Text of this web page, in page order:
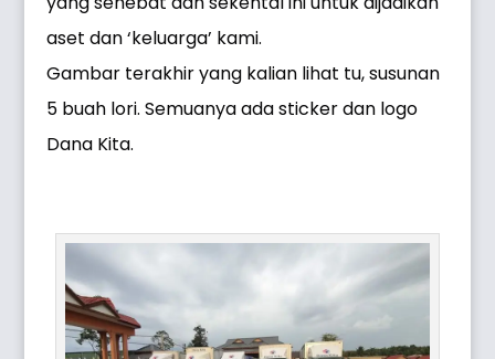
aset dan ‘keluarga’ kami.
Gambar terakhir yang kalian lihat tu, susunan
5 buah lori. Semuanya ada sticker dan logo
Dana Kita.